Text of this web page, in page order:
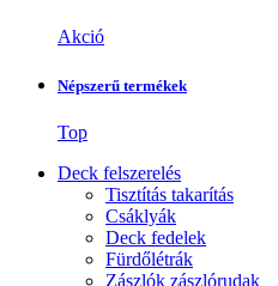
Akció
Népszerű termékek
Top
Deck felszerelés
Tisztítás takarítás
Csáklyák
Deck fedelek
Fürdőlétrák
Zászlók zászlórudak